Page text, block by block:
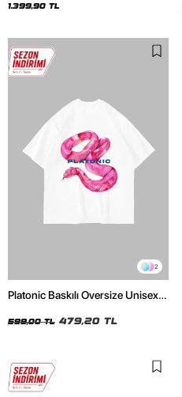
1.399,90 TL
2
Platonic Baskılı Oversize Unisex
599,00 TL 479,20 TL